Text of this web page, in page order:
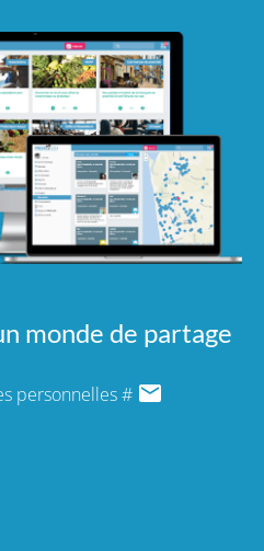
monde de partage
personnelles#